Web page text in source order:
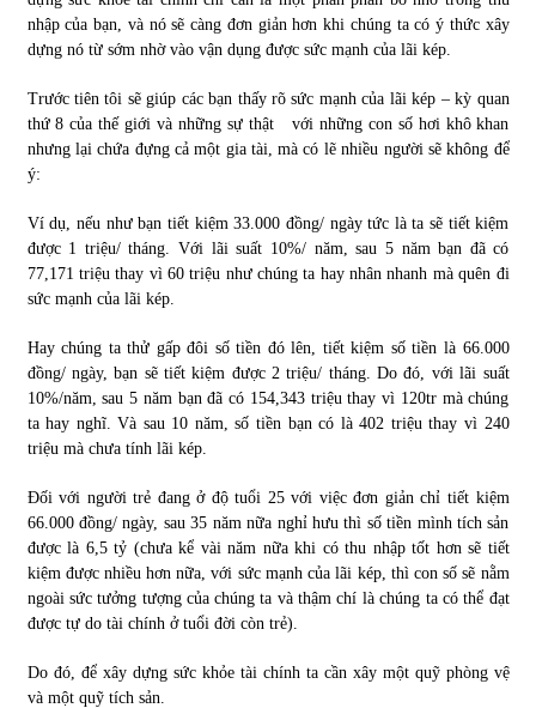
Phân tích giá tiền điện tử sau ngày thị trường lập kỷ lục
09/11/2021
Top 10 xe bán chạy nhất tháng 9/2021
nhập của bạn, và nó sẽ càng đơn giản hơn khi chúng ta có ý thức xây
dựng nó từ sớm nhờ vào vận dụng được sức mạnh của lãi kép.
Trước tiên tôi sẽ giúp các bạn thấy rõ sức mạnh của lãi kép – kỳ quan
thứ 8 của thế giới và những sự thật với những con số hơi khô khan
nhưng lại chứa đựng cả một gia tài, mà có lẽ nhiều người sẽ không để
ý:
Ví dụ, nếu như bạn tiết kiệm 33.000 đồng/ ngày tức là ta sẽ tiết kiệm
được 1 triệu/ tháng. Với lãi suất 10%/ năm, sau 5 năm bạn đã có
77,171 triệu thay vì 60 triệu như chúng ta hay nhân nhanh mà quên đi
sức mạnh của lãi kép.
Hay chúng ta thử gấp đôi số tiền đó lên, tiết kiệm số tiền là 66.000
đồng/ ngày, bạn sẽ tiết kiệm được 2 triệu/ tháng. Do đó, với lãi suất
10%/năm, sau 5 năm bạn đã có 154,343 triệu thay vì 120tr mà chúng
ta hay nghĩ. Và sau 10 năm, số tiền bạn có là 402 triệu thay vì 240
triệu mà chưa tính lãi kép.
Đối với người trẻ đang ở độ tuổi 25 với việc đơn giản chỉ tiết kiệm
66.000 đồng/ ngày, sau 35 năm nữa nghỉ hưu thì số tiền mình tích sản
được là 6,5 tỷ (chưa kể vài năm nữa khi có thu nhập tốt hơn sẽ tiết
kiệm được nhiều hơn nữa, với sức mạnh của lãi kép, thì con số sẽ nằm
ngoài sức tưởng tượng của chúng ta và thậm chí là chúng ta có thể đạt
được tự do tài chính ở tuổi đời còn trẻ).
Do đó, để xây dựng sức khỏe tài chính ta cần xây một quỹ phòng vệ
và một quỹ tích sản.